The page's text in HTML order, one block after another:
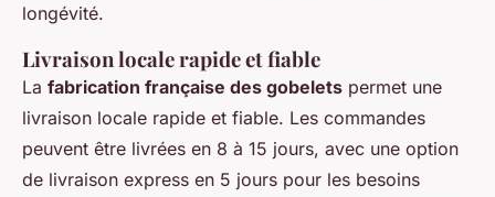
longévité.
Livraison locale rapide et fiable
La fabrication française des gobelets permet une
livraison locale rapide et fiable. Les commandes
peuvent être livrées en 8 à 15 jours, avec une option
de livraison express en 5 jours pour les besoins